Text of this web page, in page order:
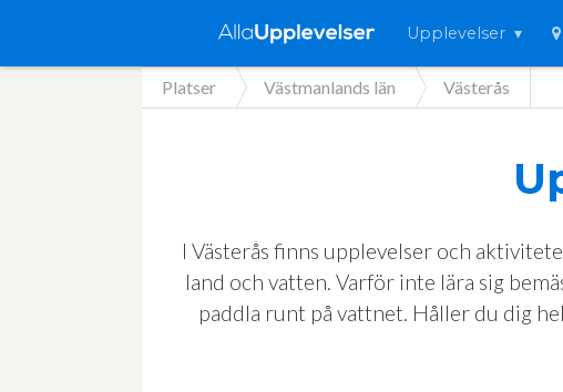
Upplevelser
Platser Västmanlands län Västerås
I Västerås finns upplevelser och
land och vatten. Varför inte lära sig
paddla runt på vattnet. Håller du dig